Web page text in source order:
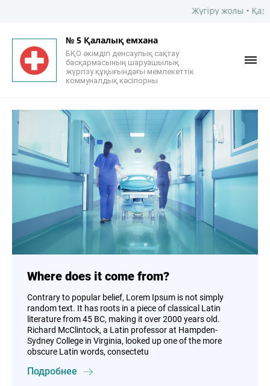
Жүгіру жолы • Қазіргі заманғы мектеп-
№ 5 Қалалық емхана
БҚО әкімдігі денсаулық сақтау
басқармасының шаруашылық
жүргізу құқығындағы мемлекеттік
коммуналдық кәсіпорны
Where does it come from?
Contrary to popular belief, Lorem Ipsum is not simply
random text. It has roots in a piece of classical Latin
literature from 45 BC, making it over 2000 years old.
Richard McClintock, a Latin professor at Hampden-
Sydney College in Virginia, looked up one of the more
obscure Latin words, consectetu
Подробнее